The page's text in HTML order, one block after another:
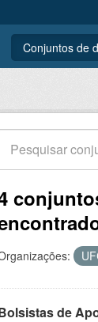
Conjuntos de
de